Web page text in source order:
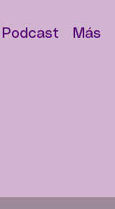
Podcast Más